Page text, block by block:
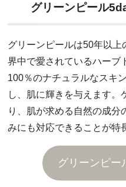
グリーンピール
グリーンピールは50年以
界中で愛されているハーブ
100％のナチュラルなスキ
し、肌に輝きを与えます。
り、肌が求める自然の成分
みにも対応できることが特
グリーンピー